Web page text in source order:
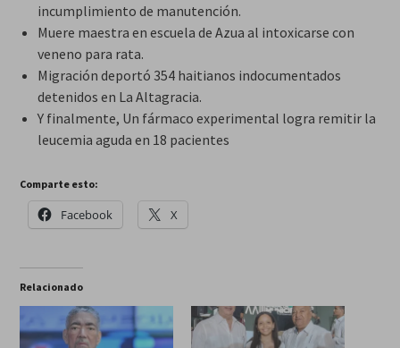
incumplimiento de manutención.
Muere maestra en escuela de Azua al intoxicarse con
veneno para rata.
Migración deportó 354 haitianos indocumentados
detenidos en La Altagracia.
Y finalmente, Un fármaco experimental logra remitir la
leucemia aguda en 18 pacientes
Comparte esto:
Facebook X
Relacionado